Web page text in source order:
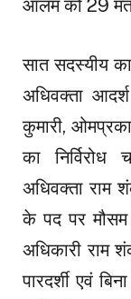
आलम को 29 मत
सात सदस्यीय
अधिवक्ता
कुमारी,
का
अधिवक्ता राम
के पद पर मौसम
अधिकारी राम
पारदर्शी एवं